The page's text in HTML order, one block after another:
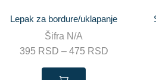
Lepak za bordure/uklapanje
Šifra N/A
395 RSD – 475 RSD